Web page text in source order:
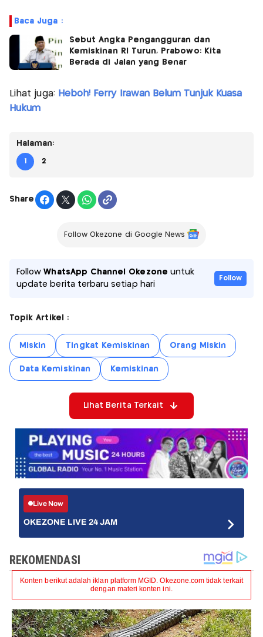
Baca Juga :
Sebut Angka Pengangguran dan
Kemiskinan RI Turun, Prabowo: Kita
Berada di Jalan yang Benar
Lihat juga: Heboh! Ferry Irawan Belum Tunjuk Kuasa
Hukum
Halaman:
1 2
Share
Follow Okezone di Google News
FollowWhatsApp Channel Okezone untuk
update berita terbaru setiap hari
Follow
Topik Artikel :
Miskin Tingkat Kemiskinan Orang Miskin
Data Kemiskinan Kemiskinan
Lihat Berita Terkait
Live Now
OKEZONE LIVE 24 JAM